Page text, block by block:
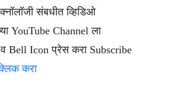
संबधीत व्हिडिओ
YouTube Channel ला
Bell Icon प्रेस करा Subscribe
करा